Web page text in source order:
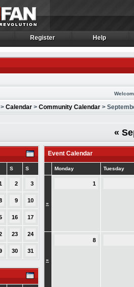
Register
Register Help
Help
> Calendar > Community Calendar >
«
S S
2 3
9 10
16 17
23 24
30 31
Event Calendar
Monday Tuesday
»
1
»
8